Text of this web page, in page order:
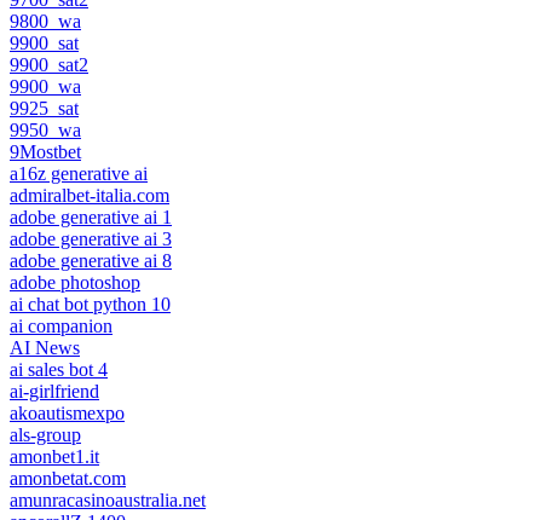
9800_wa
9900_sat
9900_sat2
9900_wa
9925_sat
9950_wa
9Mostbet
a16z generative ai
admiralbet-italia.com
adobe generative ai 1
adobe generative ai 3
adobe generative ai 8
adobe photoshop
ai chat bot python 10
ai companion
AI News
ai sales bot 4
ai-girlfriend
akoautismexpo
als-group
amonbet1.it
amonbetat.com
amunracasinoaustralia.net